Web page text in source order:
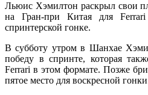
Льюис Хэмилтон раскрыл свои
на Гран-при Китая для
спринтерской гонке.
В субботу утром в Шанхае
победу в спринте, которая
Ferrari в этом формате. Позже
пятое место для воскресной